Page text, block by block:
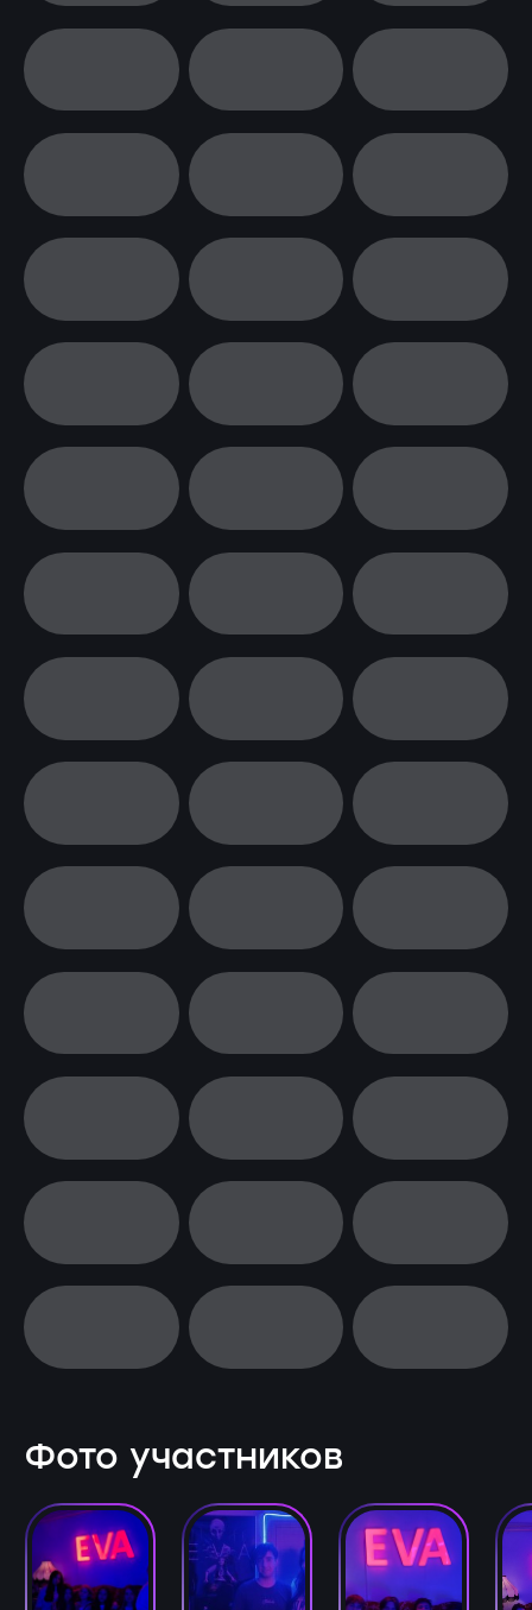
Фото участников